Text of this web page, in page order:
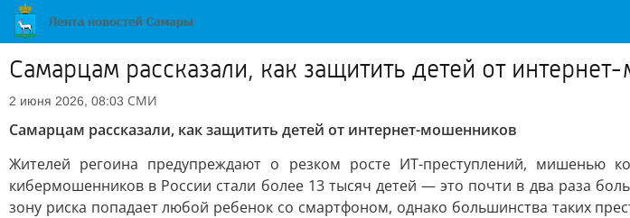
Самарцам рассказали, как защитить детей от
2 июня 2026, 08:03 СМИ
Самарцам рассказали, как защитить детей от интернет-мошенников
Жителей регоина предупреждают о резком росте ИТ-преступлений, мишенью
кибермошенников в России стали более 13 тысяч детей — это почти в два раза
зону риска попадает любой ребенок со смартфоном, однако большинства таких